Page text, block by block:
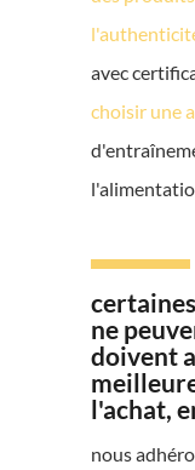
avec
choisir une
ne
doivent
l'achat,
nous